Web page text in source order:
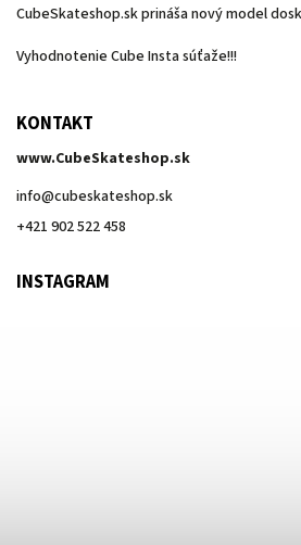
CubeSkateshop.sk prináša nový model
Vyhodnotenie Cube Insta súťaže!!!
KONTAKT
www.CubeSkateshop.sk
info@cubeskateshop.sk
+421 902 522 458
INSTAGRAM